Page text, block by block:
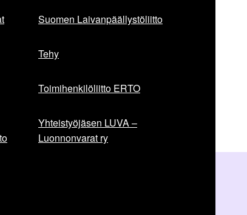
Suomen Laivanpäällystöliitto
Tehy
Toimihenkilöliitto ERTO
Yhteistyöjäsen LUVA –
Luonnonvarat ry